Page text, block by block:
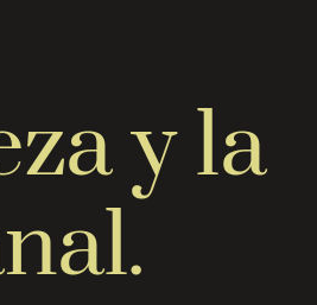
y la